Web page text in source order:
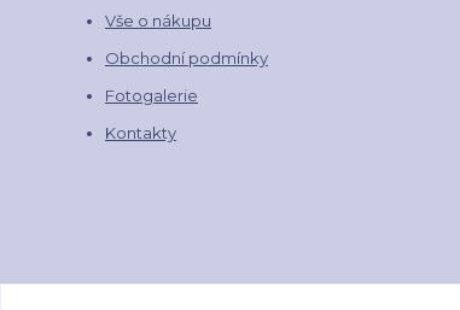
Vše o nákupu
Obchodní podmínky
Fotogalerie
Kontakty